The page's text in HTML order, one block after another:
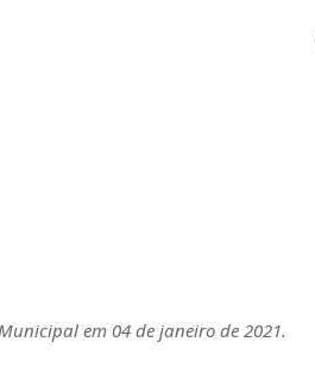
em 04 de janeiro de 2021.